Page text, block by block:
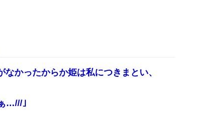
かったからか姫は私につきまとい、
…///｣